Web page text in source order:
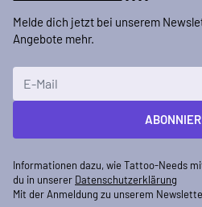
Melde dich jetzt bei unserem
Angebote mehr.
Informationen dazu, wie Tattoo-Needs
du in unserer Datenschutzerklärung
Mit der Anmeldung zu unserem